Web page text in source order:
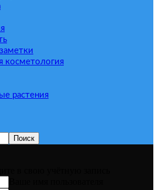
косметология
растения